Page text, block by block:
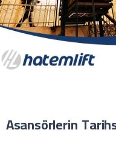
Asansörlerin